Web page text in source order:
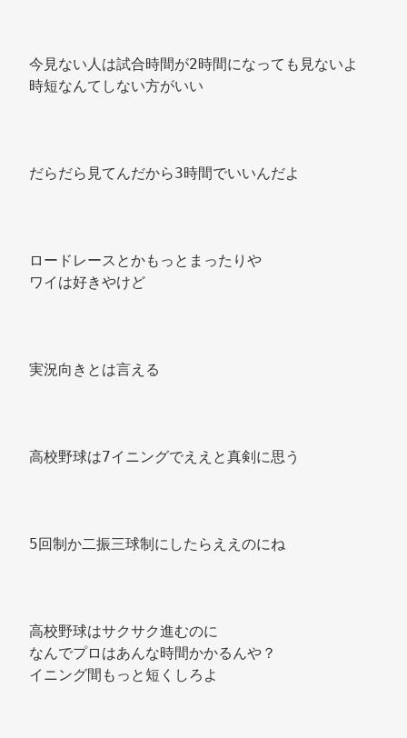
今見ない人は試合時間が2時間になっても見ないよ
時短なんてしない方がいい
だらだら見てんだから3時間でいいんだよ
ロードレースとかもっとまったりや
ワイは好きやけど
実況向きとは言える
高校野球は7イニングでええと真剣に思う
5回制か二振三球制にしたらええのにね
高校野球はサクサク進むのに
なんでプロはあんな時間かかるんや？
イニング間もっと短くしろよ